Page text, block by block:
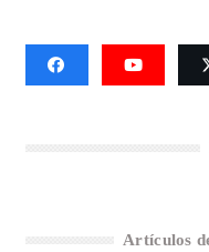
Artículos